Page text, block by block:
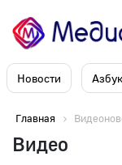
Новости
Главная
Видео